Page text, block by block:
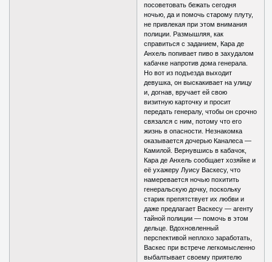
посоветовать бежать сегодня
ночью, да и помочь старому плуту,
не привлекая при этом внимания
полиции. Размышляя, как
справиться с заданием, Кара де
Анхель попивает пиво в захудалом
кабачке напротив дома генерала.
Но вот из подъезда выходит
девушка, он выскакивает на улицу
и, догнав, вручает ей свою
визитную карточку и просит
передать генералу, чтобы он срочно
связался с ним, потому что его
жизнь в опасности. Незнакомка
оказывается дочерью Каналеса —
Камилой. Вернувшись в кабачок,
Кара де Анхель сообщает хозяйке и
её ухажеру Луису Васкесу, что
намеревается ночью похитить
генеральскую дочку, поскольку
старик препятствует их любви и
даже предлагает Васкесу — агенту
тайной полиции — помочь в этом
дельце. Вдохновленный
перспективой неплохо заработать,
Васкес при встрече легкомысленно
выбалтывает своему приятелю